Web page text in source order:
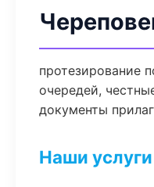
протезирование
очередей,
документы
Наши услуги